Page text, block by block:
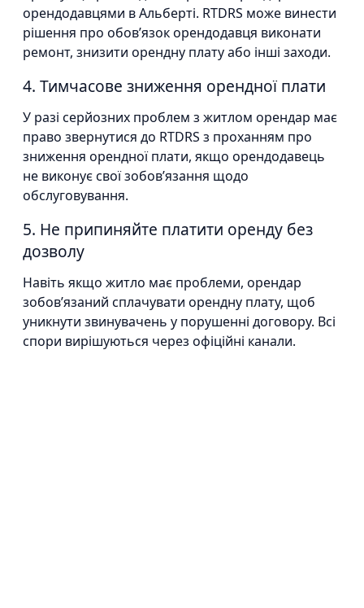
орендодавцями в Альберті. RTDRS може винести
рішення про обов’язок орендодавця виконати
ремонт, знизити орендну плату або інші заходи.
4. Тимчасове зниження орендної плати
У разі серйозних проблем з житлом орендар має
право звернутися до RTDRS з проханням про
зниження орендної плати, якщо орендодавець
не виконує свої зобов’язання щодо
обслуговування.
5. Не припиняйте платити оренду без
дозволу
Навіть якщо житло має проблеми, орендар
зобов’язаний сплачувати орендну плату, щоб
уникнути звинувачень у порушенні договору. Всі
спори вирішуються через офіційні канали.